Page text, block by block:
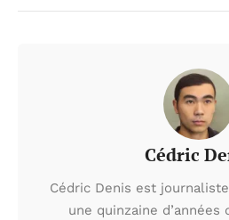
Cédric
Cédric Denis est
une quinzaine d’années